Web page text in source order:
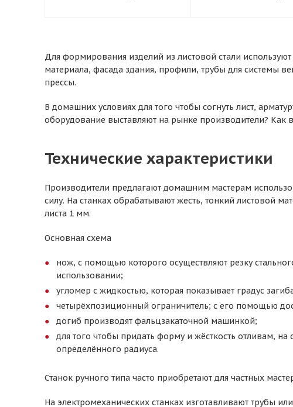
Для формирования изделий из листовой стали
материала, фасада здания, профили, трубы для системы
прессы.
В домашних условиях для того чтобы согнуть лист,
оборудование выставляют на рынке производители? Как
Технические характеристики
Производители предлагают домашним мастерам
силу. На станках обрабатывают жесть, тонкий листовой
листа 1 мм.
Основная схема
нож, с помощью которого осуществляют резку
использовании;
угломер с жидкостью, которая показывает градус
четырёхпозиционный ограничитель; с его помощью
догиб производят фальцзакаточной машинкой;
для того чтобы придать форму и жёсткость отливам,
определённого радиуса.
Станок ручного типа часто приобретают для частных
На электромеханических станках изготавливают трубы